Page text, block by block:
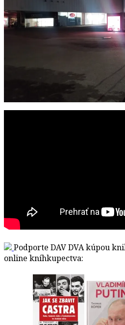
Podporte DAV DVA kúpou
online kníhkupectva: